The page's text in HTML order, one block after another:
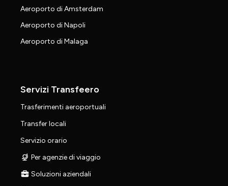
Aeroporto di Amsterdam
Aeroporto di Napoli
Aeroporto di Malaga
Servizi Transfeero
Trasferimenti aeroportuali
Transfer locali
Servizio orario
Per agenzie di viaggio
Soluzioni aziendali